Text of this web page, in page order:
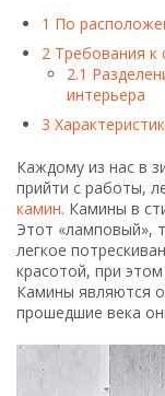
1 По
2 Требования
2.1
интерьера
3
Каждому из нас в
прийти с работы,
камин. Камины в
Этот «ламповый»,
легкое
красотой, при
Камины являются
прошедшие века